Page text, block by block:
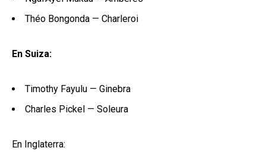
Théo Bongonda — Charleroi
En Suiza:
Timothy Fayulu — Ginebra
Charles Pickel — Soleura
En Inglaterra: